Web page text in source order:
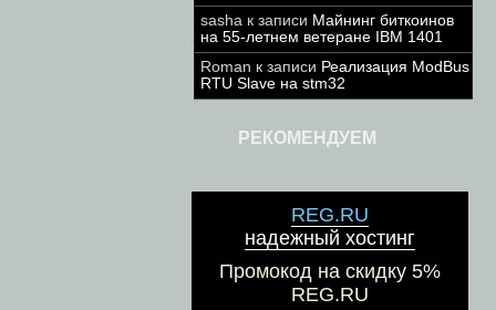
sasha к записи Майнинг биткоинов
на 55-летнем ветеране IBM 1401
Roman к записи Реализация ModBus
RTU Slave на stm32
РЕКОМЕНДУЕМ
REG.RU
надежный хостинг
Промокод на скидку 5%
REG.RU